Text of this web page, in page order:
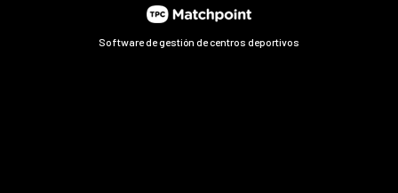
Software de gestión de centros deportivos